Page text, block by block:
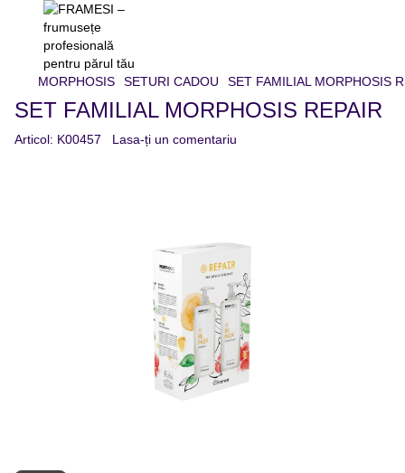
MORPHOSIS SETURI CADOU SET FAMILIAL MORPHOSIS
SET FAMILIAL MORPHOSIS REPAIR
Articol: K00457 Lasa-ți un comentariu